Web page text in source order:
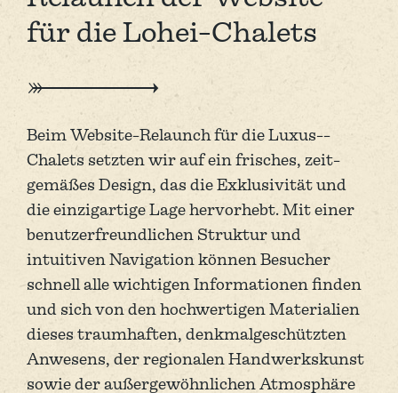
für die Lohei-Chalets
Beim Website-­Relaunch für die Luxus-­
Chalets setzten wir auf ein frisches, zeit­
gemäßes Design, das die Exklusi­vität und
die einzig­artige Lage hervor­hebt. Mit einer
benutzer­freundli­chen Struktur und
intuitiven Navi­gation können Besucher
schnell alle wichtigen Informa­tionen finden
und sich von den hoch­wertigen Materia­lien
dieses traum­haften, denkmal­geschützten
Anwesens, der regionalen Hand­werks­kunst
sowie der außer­gewöhnlichen Atmo­sphäre